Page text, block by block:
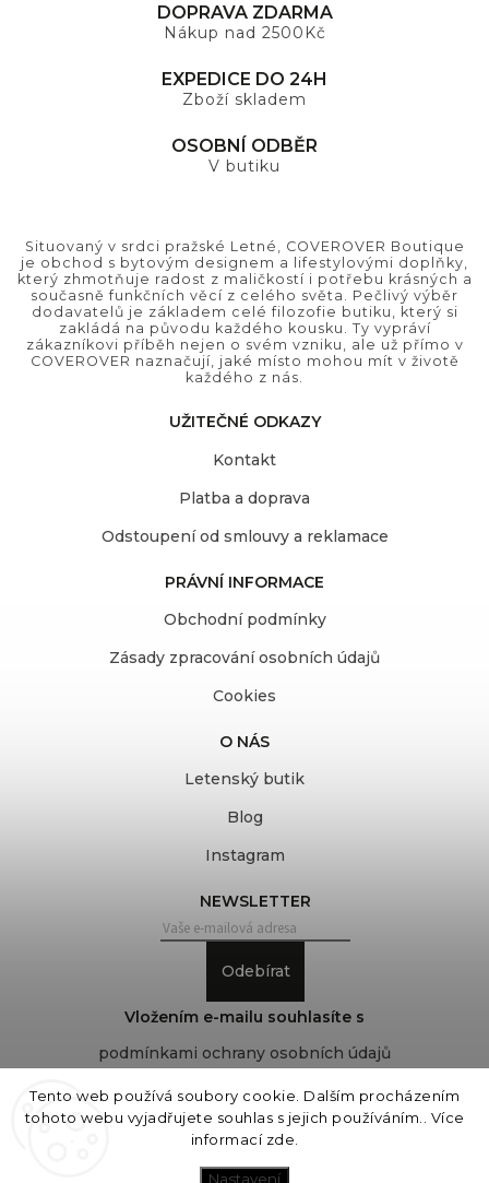
Tento web používá soubory cookie. Dalším procházením
tohoto webu vyjadřujete souhlas s jejich používáním.. Více
informací zde
Nastavení
DOPRAVA ZDARMA
Nákup nad 2500Kč
EXPEDICE DO 24H
Zboží skladem
OSOBNÍ ODBĚR
V butiku
Situovaný v srdci pražské Letné, COVEROVER Boutique
je obchod s bytovým designem a lifestylovými doplňky,
který zhmotňuje radost z maličkostí i potřebu krásných a
současně funkčních věcí z celého světa. Pečlivý výběr
dodavatelů je základem celé filozofie butiku, který si
zakládá na původu každého kousku. Ty vypráví
zákazníkovi příběh nejen o svém vzniku, ale už přímo v
COVEROVER naznačují, jaké místo mohou mít v životě
každého z nás.
UŽITEČNÉ ODKAZY
Kontakt
Platba a doprava
Odstoupení od smlouvy a reklamace
PRÁVNÍ INFORMACE
Obchodní podmínky
Zásady zpracování osobních údajů
Cookies
O NÁS
Letenský butik
Blog
Instagram
NEWSLETTER
Odebírat
Vložením e-mailu souhlasíte s
podmínkami ochrany osobních údajů
COVEROVER
Upravit nastavení cookies